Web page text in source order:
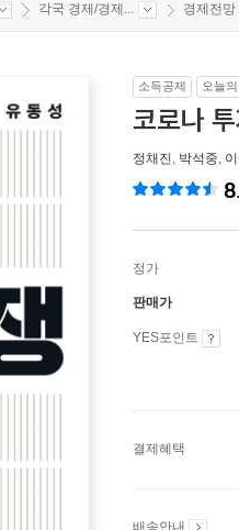
각국 경제/경제... 경제전망
소득공제 오늘
코로나
정채진 , 박석중,
정가
판매가
YES포인트
결제혜택
배송안내